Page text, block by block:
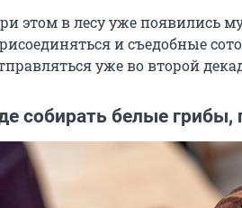
этом в лесу уже появились
и съедобные
уже во второй
собирать белые грибы,